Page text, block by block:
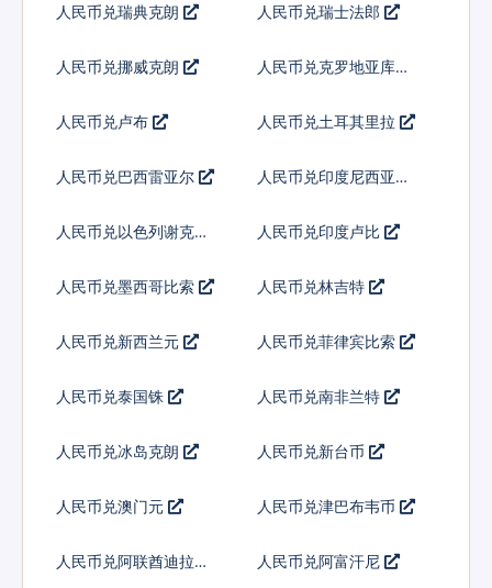
人民币兑瑞典克朗 人民币兑瑞士法郎
人民币兑挪威克朗 人民币兑克罗地亚库纳
人民币兑卢布 人民币兑土耳其里拉
人民币兑巴西雷亚尔
人民币兑印度尼西亚卢
人民币兑以色列谢克尔 人民币兑印度卢比
人民币兑墨西哥比索 人民币兑林吉特
人民币兑新西兰元 人民币兑菲律宾比索
人民币兑泰国铢 人民币兑南非兰特
人民币兑冰岛克朗 人民币兑新台币
人民币兑澳门元 人民币兑津巴布韦币
人民币兑阿联酋迪拉姆
人民币兑阿富汗尼